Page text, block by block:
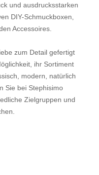
und ausdrucksstarken
DIY-Schmuckboxen,
Accessoires.
zum Detail gefertigt
ihr Sortiment
modern, natürlich
Sie bei Stephisimo
Zielgruppen und